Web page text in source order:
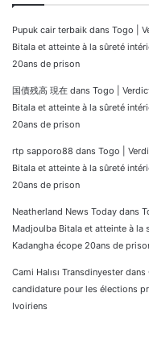
Pupuk cair terbaik dans Togo |
Bitala et atteinte à la sûreté
20ans de prison
国債残高 現在 dans Togo |
Bitala et atteinte à la sûreté
20ans de prison
rtp sapporo88 dans Togo |
Bitala et atteinte à la sûreté
20ans de prison
Neatherland News Today dans
Madjoulba Bitala et atteinte à la
Kadangha écope 20ans de
Cami Halısı Transdinyester dans
candidature pour les élections
Ivoiriens